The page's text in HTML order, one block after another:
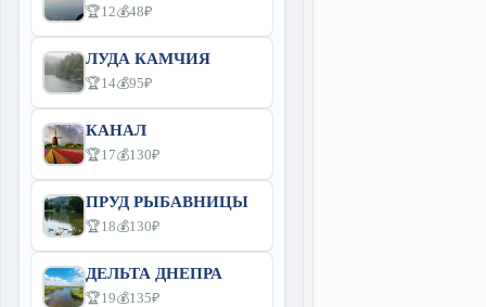
🏆12💰48₽
ЛУДА КАМЧИЯ
🏆14💰95₽
КАНАЛ
🏆17💰130₽
ПРУД РЫБАВНИЦЫ
🏆18💰130₽
ДЕЛЬТА ДНЕПРА
🏆19💰135₽